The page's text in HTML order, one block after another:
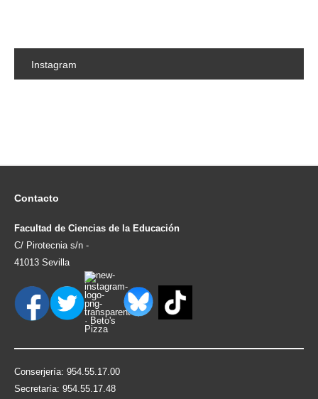
Instagram
Contacto
Facultad de Ciencias de la Educación
C/ Pirotecnia s/n -
41013 Sevilla
Conserjería: 954.55.17.00
Secretaría: 954.55.17.48